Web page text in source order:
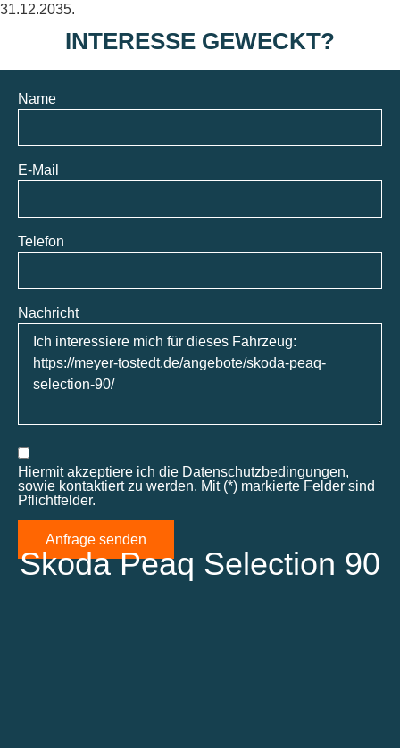
31.12.2035.
INTERESSE GEWECKT?
Name
E-Mail
Telefon
Nachricht
Hiermit akzeptiere ich die Datenschutzbedingungen,
sowie kontaktiert zu werden. Mit (*) markierte Felder sind
Pflichtfelder.
Anfrage senden
Skoda Peaq Selection 90